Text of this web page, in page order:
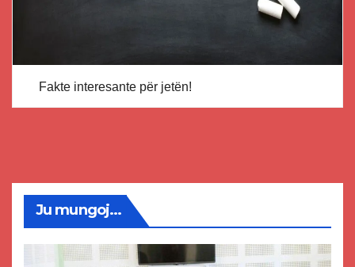
Fakte interesante për jetën!
Ju mungoj...